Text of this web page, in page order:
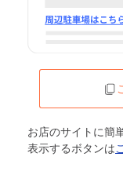
お店のサイトに簡
表示するボタンは